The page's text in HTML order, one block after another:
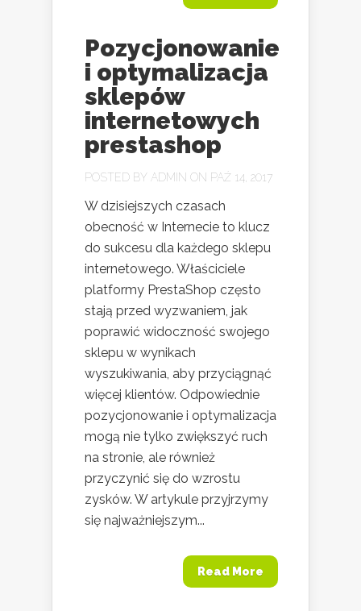
Pozycjonowanie
i optymalizacja
sklepów
internetowych
prestashop
POSTED BY ADMIN ON PAŹ 14, 2017
W dzisiejszych czasach
obecność w Internecie to klucz
do sukcesu dla każdego sklepu
internetowego. Właściciele
platformy PrestaShop często
stają przed wyzwaniem, jak
poprawić widoczność swojego
sklepu w wynikach
wyszukiwania, aby przyciągnąć
więcej klientów. Odpowiednie
pozycjonowanie i optymalizacja
mogą nie tylko zwiększyć ruch
na stronie, ale również
przyczynić się do wzrostu
zysków. W artykule przyjrzymy
się najważniejszym...
Read More